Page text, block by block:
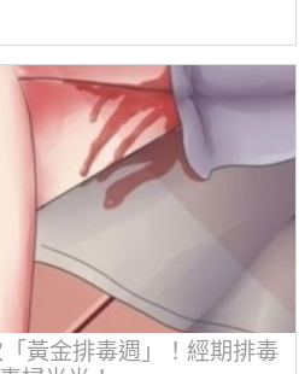
黃金排毒週」！經期排毒